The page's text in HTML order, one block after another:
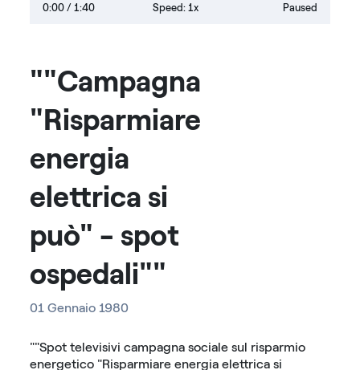
0:00 / 1:40 Speed: 1x Paused
""Campagna
"Risparmiare
energia
elettrica si
può" - spot
ospedali""
01 Gennaio 1980
""Spot televisivi campagna sociale sul risparmio
energetico "Risparmiare energia elettrica si